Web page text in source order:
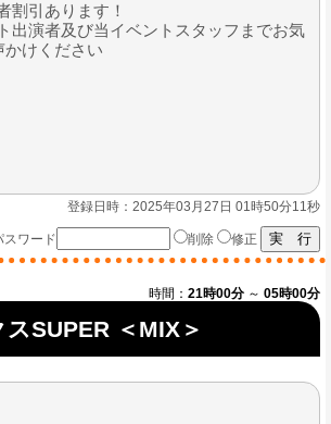
割引あります！
出演者及び当イベントスタッフまでお気
けください
登録日時：2025年03月27日 01時50分11秒
スワード
削除 修正
時間： 21時00分 ～ 05時00分
SUPER ＜MIX＞